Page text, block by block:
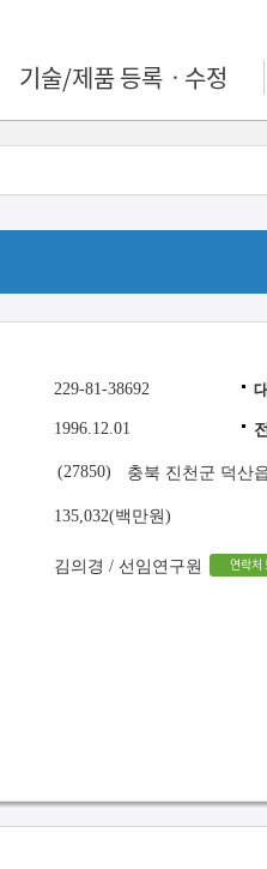
기술/제품 등록ㆍ수정
229-81-38692
1996.12.01
(27850) 충북 진천군 덕산
135,032(백만원)
김의경 / 선임연구원 연락처